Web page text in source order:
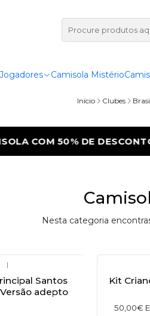
Jogadores Camisola Mistério
Início Clubes
COM 50% DE DESCONTO
Nesta categoria
|
Santos
Versão adepto
Kit
50,00€